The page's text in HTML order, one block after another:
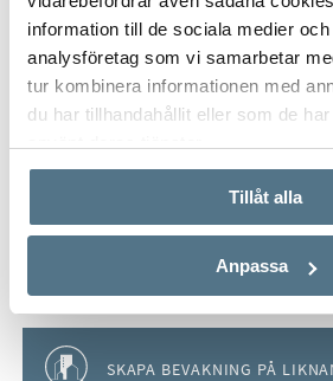
information till de sociala medier
analysföretag som vi samarbetar
tur kombinera informationen med
du har tillhandahållit eller som de
Tillåt alla
Anpassa
Vågmästareplatsen, Backaplan med
och restauranger samt ett flertal gym.
OM CENTRALA HISINGEN
VISA INNEHÅLL
KARTA
VISA INNEHÅLL
Håll koll på detta objekt
SKAPA BEVAKNING PÅ